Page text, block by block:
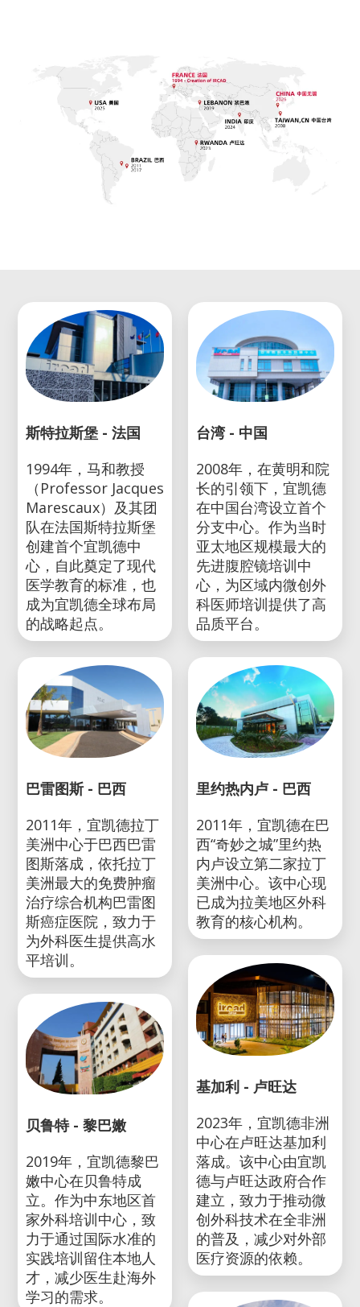
斯特拉斯堡 - 法国
1994年，马和教授
（Professor Jacques
Marescaux）及其团
队在法国斯特拉斯堡
创建首个宜凯德中
心，自此奠定了现代
医学教育的标准，也
成为宜凯德全球布局
的战略起点。
巴雷图斯 - 巴西
2011年，宜凯德拉丁
美洲中心于巴西巴雷
图斯落成，依托拉丁
美洲最大的免费肿瘤
治疗综合机构巴雷图
斯癌症医院，致力于
为外科医生提供高水
平培训。
贝鲁特 - 黎巴嫩
2019年，宜凯德黎巴
嫩中心在贝鲁特成
立。作为中东地区首
家外科培训中心，致
力于通过国际水准的
实践培训留住本地人
才，减少医生赴海外
学习的需求。
台湾 - 中国
2008年，在黄明和院
长的引领下，宜凯德
在中国台湾设立首个
分支中心。作为当时
亚太地区规模最大的
先进腹腔镜培训中
心，为区域内微创外
科医师培训提供了高
品质平台。
里约热内卢 - 巴西
2011年，宜凯德在巴
西“奇妙之城”里约热
内卢设立第二家拉丁
美洲中心。该中心现
已成为拉美地区外科
教育的核心机构。
基加利 - 卢旺达
2023年，宜凯德非洲
中心在卢旺达基加利
落成。该中心由宜凯
德与卢旺达政府合作
建立，致力于推动微
创外科技术在全非洲
的普及，减少对外部
医疗资源的依赖。